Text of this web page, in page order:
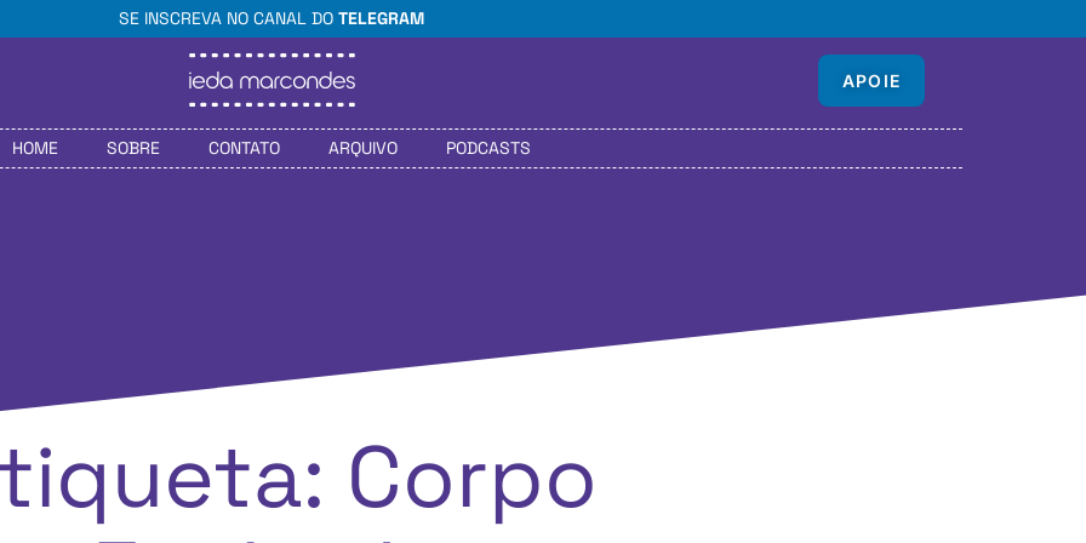
SE INSCREVA NO CANAL DO TELEGRAM
APOIE
HOME SOBRE CONTATO ARQUIVO PODCASTS
Corpo